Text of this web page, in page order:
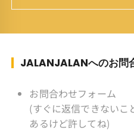
スポーツ ：水泳(浜名
ク ソフ
監督 BKKソフ
こぼん 」監督 マレー
目 タイ歴 ：
JALANJALANへのお問
お問合わせフォーム
(すぐに返信できないこ
あるけど許してね)